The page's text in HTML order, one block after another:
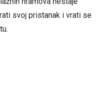
svoj pristanak i vrati se